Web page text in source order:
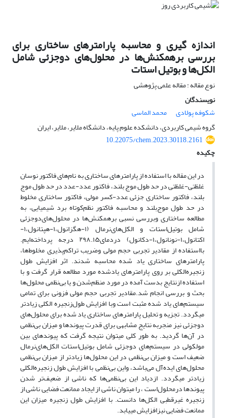
اندازه گیری و محاسبه پارامترهای ساختاری برای
بررسی برهمکنش‌ها در محلول‌های دوجزئی شامل‌
الکل‌ها و بوتیل‌ استات
نوع مقاله : مقاله علمی پژوهشی
نویسندگان
شکوفه پولادی
محمد الماسی
گروه شیمی کاربردی، دانشکده علوم پایه، دانشگاه ملایر، ملایر، ایران
10.22075/chem.2023.30118.2161
چکیده
در این مقاله با استفاده از پارامترهای ساختاری به نام‌های فاکتور نوسان
غلظتی-غلظتی در حد طول موج بلند، فاکتور عدد-عدد در حد طول موج
بلند، فاکتور ساختاری جزئی عدد-کسر مولی، فاکتور ساختاری مخلوط
در حد طول موج‌بلند و محاسبه فاکتور نظم‌کوتاه برد شیمیایی، به
مطالعه ساختاری وبررسی نسبی برهمکنش‌ها در محلول‌های‌دوجزئی
شامل بوتیل‌استات و الکل‌های‌نرمال (۱-هگزانول،۱-هپتانول،۱-
اکتانول،۱-نونانول،۱-دکانول) دردمای۲۹۸.۱۵ درجه پرداخته‌ایم.
بااستفاده از مقادیر تجربی حجم مولی وضریب تراکم‌پذیری مخلوط‌ها،
پارامترهای ساختاری یاد شده محاسبه شدند. اثر افزایش طول
زنجیره‌الکلی بر روی پارامترهای یادشده مورد مطالعه قرار گرفت و با
استفاده ازنتایج بدست آمده در مورد منظم‌شدن و یا بی‌نظمی محلول‌ها
بحث و بررسی انجام شد.مقادیر تجربی حجم مولی فزونی برای تمامی
سیستم‌های یاد شده مثبت است وبا افزایش طول‌زنجیره الکلی زیادتر
میگردد. تجزیه و تحلیل پارامترهای ساختاری یاد شده برای محلول‌های
دوجزئی نیز منجربه نتایج مشابهی برای قدرت پیوندها و میزان بی‌نظمی
در آن‌ها گردید. به طور کلی میتوان نتیجه گرفت که پیوندهای بین
مولکولی در سیستم‌های دوجزئی شامل بوتیل‌استات الکل‌‌های‌نرمال
ضعیف است‌ و میزان بی‌نظمی در این محلول‌ها زیادتر از میزان بی‌نظمی
محلول‌های ایده‌آل می‌باشد، واین بی‌نظمی با افزایش طول زنجیره‌الکلی
زیادتر میگردد. ازدیاد این بی‌نظمی‌ها که ناشی از ضعیف‌تر شدن
پیوندها درمحلول‌است ، را میتوان ناشی از ایجاد ممانعت فضایی ناشی از
زنجیره غیرقطبی الکل‌ها دانست. با افزایش طول زنجیره میزان‌ این
ممانعت فضایی نیزافزایش مییابد.